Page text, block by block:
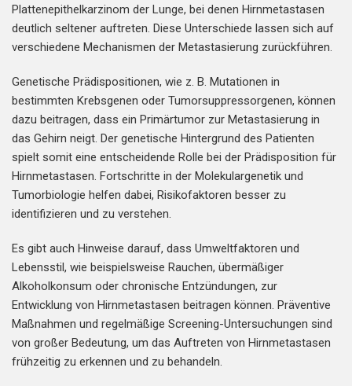
Plattenepithelkarzinom der Lunge, bei denen Hirnmetastasen
deutlich seltener auftreten. Diese Unterschiede lassen sich auf
verschiedene Mechanismen der Metastasierung zurückführen.
Genetische Prädispositionen, wie z. B. Mutationen in
bestimmten Krebsgenen oder Tumorsuppressorgenen, können
dazu beitragen, dass ein Primärtumor zur Metastasierung in
das Gehirn neigt. Der genetische Hintergrund des Patienten
spielt somit eine entscheidende Rolle bei der Prädisposition für
Hirnmetastasen. Fortschritte in der Molekulargenetik und
Tumorbiologie helfen dabei, Risikofaktoren besser zu
identifizieren und zu verstehen.
Es gibt auch Hinweise darauf, dass Umweltfaktoren und
Lebensstil, wie beispielsweise Rauchen, übermäßiger
Alkoholkonsum oder chronische Entzündungen, zur
Entwicklung von Hirnmetastasen beitragen können. Präventive
Maßnahmen und regelmäßige Screening-Untersuchungen sind
von großer Bedeutung, um das Auftreten von Hirnmetastasen
frühzeitig zu erkennen und zu behandeln.